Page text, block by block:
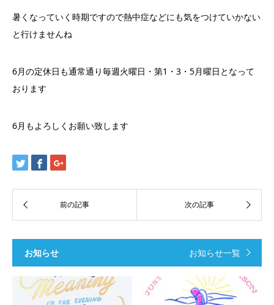
暑くなっていく時期ですので熱中症などにも気をつけていかない
と行けませんね
6月の定休日も通常通り毎週火曜日・第1・3・5月曜日となって
おります
6月もよろしくお願い致します
お知らせ お知らせ一覧